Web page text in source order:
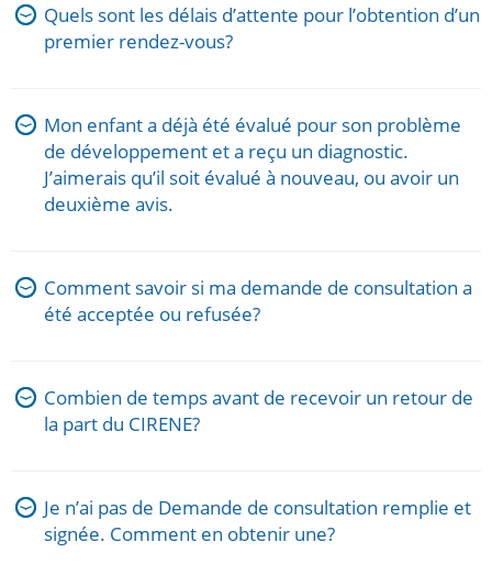
Quels sont les délais d’attente pour l’obtention d’un
premier rendez-vous?
Mon enfant a déjà été évalué pour son problème
de développement et a reçu un diagnostic.
J’aimerais qu’il soit évalué à nouveau, ou avoir un
deuxième avis.
Comment savoir si ma demande de consultation a
été acceptée ou refusée?
Combien de temps avant de recevoir un retour de
la part du CIRENE?
Je n’ai pas de Demande de consultation remplie et
signée. Comment en obtenir une?